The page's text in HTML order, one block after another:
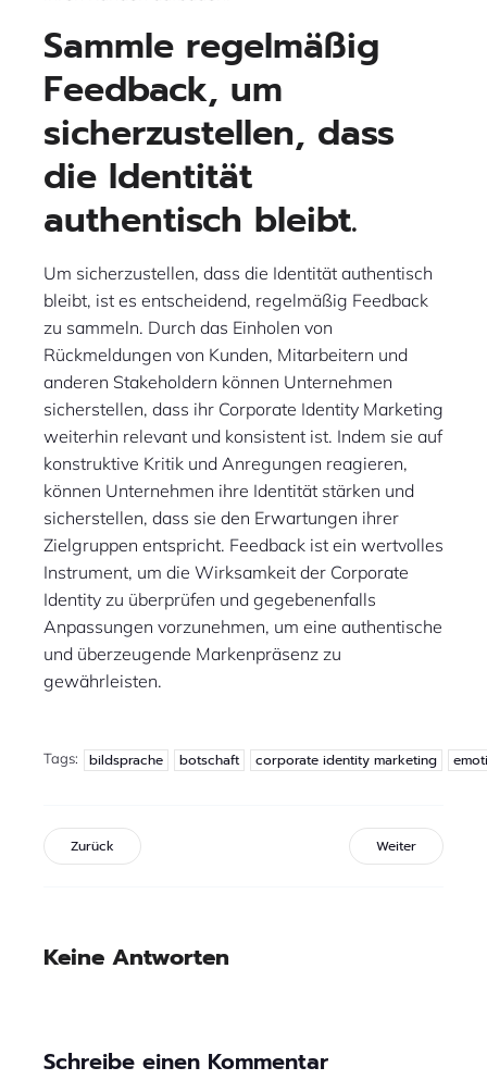
Sammle regelmäßig
Feedback, um
sicherzustellen, dass
die Identität
authentisch bleibt.
Um sicherzustellen, dass die Identität authentisch
bleibt, ist es entscheidend, regelmäßig Feedback
zu sammeln. Durch das Einholen von
Rückmeldungen von Kunden, Mitarbeitern und
anderen Stakeholdern können Unternehmen
sicherstellen, dass ihr Corporate Identity Marketing
weiterhin relevant und konsistent ist. Indem sie auf
konstruktive Kritik und Anregungen reagieren,
können Unternehmen ihre Identität stärken und
sicherstellen, dass sie den Erwartungen ihrer
Zielgruppen entspricht. Feedback ist ein wertvolles
Instrument, um die Wirksamkeit der Corporate
Identity zu überprüfen und gegebenenfalls
Anpassungen vorzunehmen, um eine authentische
und überzeugende Markenpräsenz zu
gewährleisten.
Tags: bildsprache botschaft corporate identity marketing
Zurück Weiter
Keine Antworten
Schreibe einen Kommentar